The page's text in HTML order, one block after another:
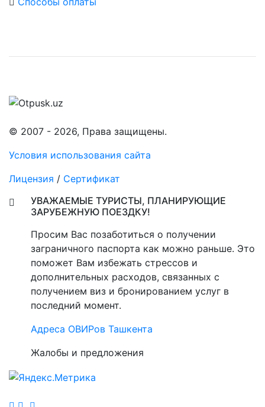
© 2007 - 2026, Права защищены.
Условия использования сайта
Лицензия / Сертификат
УВАЖАЕМЫЕ ТУРИСТЫ, ПЛАНИРУЮЩИЕ
ЗАРУБЕЖНУЮ ПОЕЗДКУ!
Просим Вас позаботиться о получении
заграничного паспорта как можно раньше. Это
поможет Вам избежать стрессов и
дополнительных расходов, связанных с
получением виз и бронированием услуг в
последний момент.
Адреса ОВИРов Ташкента
Жалобы и предложения